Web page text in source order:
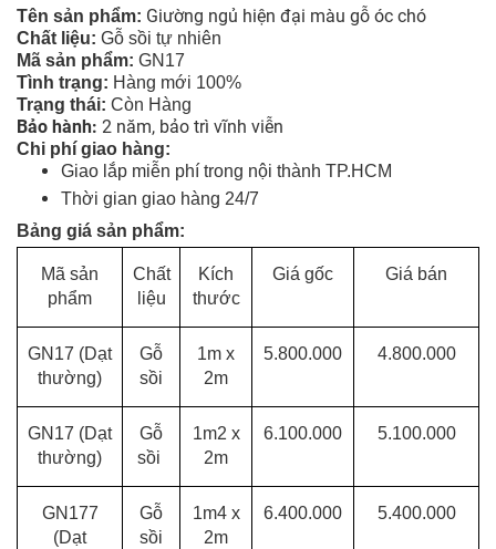
Tên sản phẩm: Giường ngủ hiện đại màu gỗ óc chó
Chất liệu: Gỗ sồi tự nhiên
Mã sản phẩm: GN17
Tình trạng: Hàng mới 100%
Trạng thái: Còn Hàng
Bảo hành: 2 năm, bảo trì vĩnh viễn
Chi phí giao hàng:
Giao lắp miễn phí trong nội thành TP.HCM
Thời gian giao hàng 24/7
Bảng giá sản phẩm:
Mã sản
phẩm
Chất
liệu
Kích
thước
Giá gốc Giá bán
GN17 (Dạt
thường)
Gỗ
sồi
1m x
2m
5.800.000 4.800.000
GN17 (Dạt
thường)
Gỗ
sồi
1m2 x
2m
6.100.000 5.100.000
GN177
(Dạt
Gỗ
sồi
1m4 x
2m
6.400.000 5.400.000